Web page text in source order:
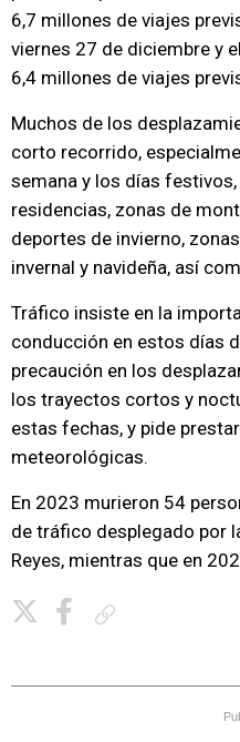
6,7 millones de viajes
viernes 27 de diciembre y
6,4 millones de viajes
Muchos de los
corto recorrido,
semana y los días
residencias, zonas de
deportes de invierno,
invernal y navideña, así
Tráfico insiste en la
conducción en estos días
precaución en los
los trayectos cortos y
estas fechas, y pide
meteorológicas.
En 2023 murieron 54
de tráfico desplegado por
Reyes, mientras que en